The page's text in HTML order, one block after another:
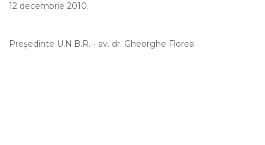
12 decembrie 2010.
Preşedinte U.N.B.R. - av. dr. Gheorghe Florea